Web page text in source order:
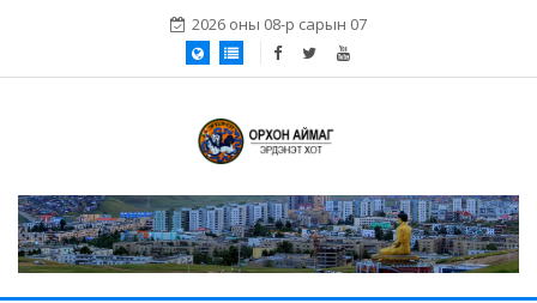
2026 оны 08-р сарын 07